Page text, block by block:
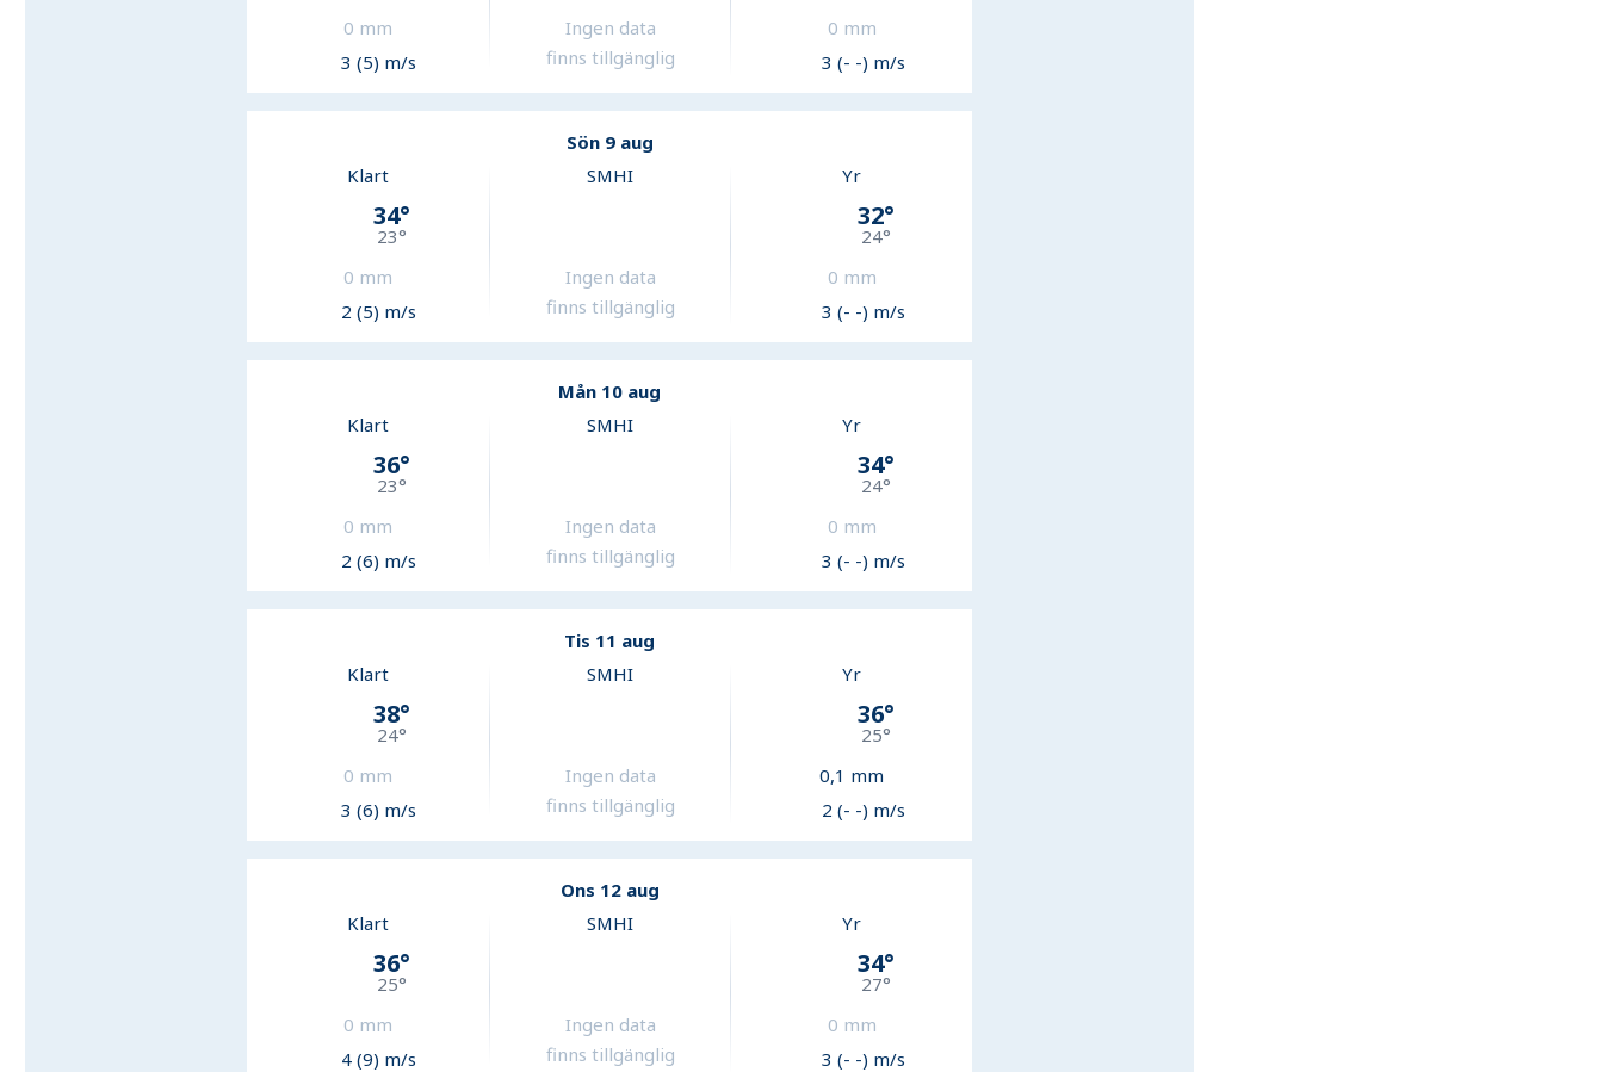
0 mm
3 (5) m/s
Ingen data
finns tillgänglig
0 mm
3 (- -) m/s
Sön 9 aug
Klart
34°
23°
0 mm
2 (5) m/s
SMHI
Ingen data
finns tillgänglig
Yr
32°
24°
0 mm
3 (- -) m/s
Mån 10 aug
Klart
36°
23°
0 mm
2 (6) m/s
SMHI
Ingen data
finns tillgänglig
Yr
34°
24°
0 mm
3 (- -) m/s
Tis 11 aug
Klart
38°
24°
0 mm
3 (6) m/s
SMHI
Ingen data
finns tillgänglig
Yr
36°
25°
0,1 mm
2 (- -) m/s
Ons 12 aug
Klart
36°
25°
0 mm
4 (9) m/s
SMHI
Ingen data
finns tillgänglig
Yr
34°
27°
0 mm
3 (- -) m/s